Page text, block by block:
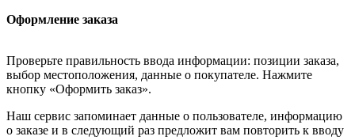
Оформление заказа
Проверьте правильность ввода информации: позиции заказа,
выбор местоположения, данные о покупателе. Нажмите
кнопку «Оформить заказ».
Наш сервис запоминает данные о пользователе, информацию
о заказе и в следующий раз предложит вам повторить к вводу